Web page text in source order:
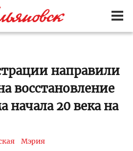
направили
восстановление
начала 20 века на
Мэрия